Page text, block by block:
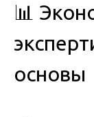
📊
основы